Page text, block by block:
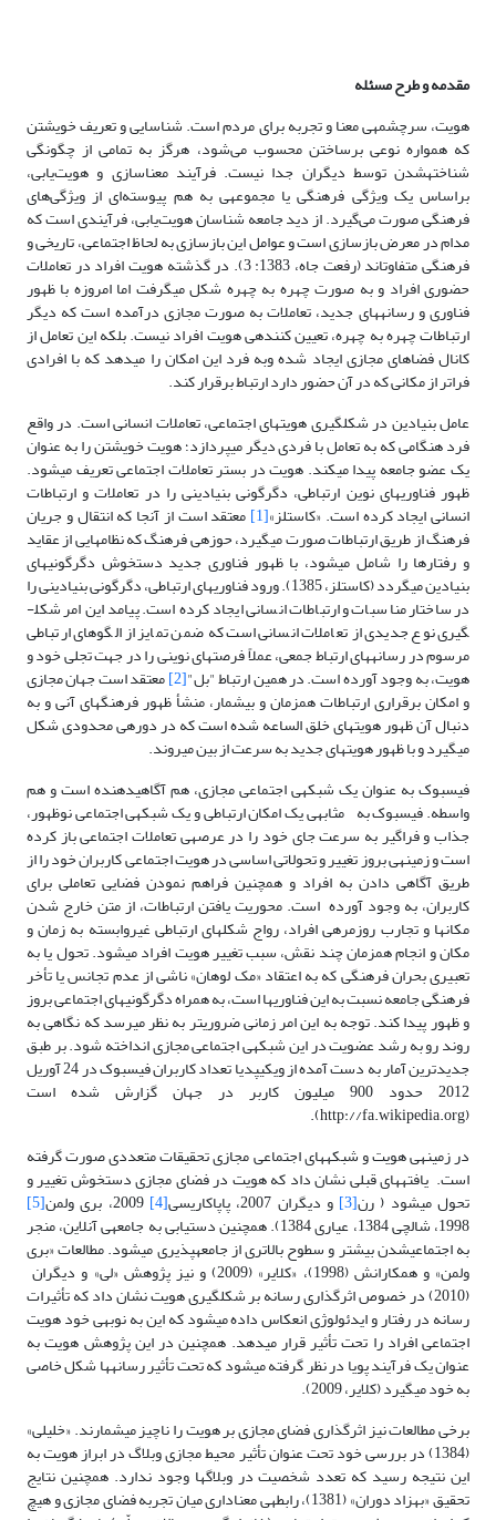
مقدمه و طرح مسئله
هویت، سرچشمه­ی­ معنا و تجربه برای مردم است. شناسایی و تعریف خویشتن
که همواره نوعی برساختن محسوب می‌شود، هرگز به‏ تمامی از چگونگی
شناخته‏­شدن توسط دیگران جدا نیست. فرآیند معنا‌سازی و هویت‌­یابی،
بر‏اساس یک ویژگی فرهنگی یا مجموعه­ی به‏ هم ‏‏پیوسته‌ای از ویژگی‌های
فرهنگی صورت می‌گیرد. از دید جامعه شناسان هویت‌­یابی، فرآیندی است که
مدام در معرض بازسازی است و عوامل این بازسازی به لحاظ اجتماعی، تاریخی و
فرهنگی متفاوت­اند (رفعت جاه، 1383: 3). در گذشته هویت افراد در تعاملات
حضوری افراد و به صورت چهره به چهره شکل می­گرفت اما امروزه با ظهور
فناوری و رسانه­های جدید، تعاملات به صورت مجازی درآمده است که دیگر
ارتباطات چهره به چهره، تعیین کننده­ی هویت افراد نیست. بلکه این تعامل از
کانال فضاهای مجازی ایجاد شده وبه فرد این امکان را می­دهد که با افرادی
فراتر از مکانی که در آن حضور دارد ارتباط برقرار کند.
عامل بنیادین در شکل­گیری هویت­های اجتماعی، تعاملات انسانی است. در واقع
فرد هنگامی که به تعامل با فردی دیگر می­پردازد؛ هویت خویشتن را به عنوان
یک عضو جامعه پیدا می­کند. هویت در بستر تعاملات اجتماعی تعریف می­شود.
ظهور فناوری­های نوین ارتباطی، دگرگونی بنیادینی را در تعاملات و ارتباطات
انسانی ایجاد کرده است. «کاستلز»[1] معتقد است از آنجا که انتقال و جریان
فرهنگ از طریق ارتباطات صورت می­گیرد، حوزه­ی فرهنگ که نظام­هایی از عقاید
و رفتا­رها را شامل می­شود، با ظهور فناوری جدید دستخوش دگرگونی­های
بنیادین می­گردد (کاستلز، 1385). ورود فناوری­های ارتباطی، دگرگونی بنیادینی را
در ساختار مناسبات و ارتباطات انسانی ایجاد کرده است. پیامد این امر شکل­
گیری نوع جدیدی از تعاملات انسانی است که ضمن تمایز از الگوهای ارتباطی
مرسوم در رسانه­های ارتباط جمعی، عملاً فرصت­های نوینی را در جهت تجلی خود و
هویت، به وجود آورده است. در همین ارتباط "بل"[2] معتقد است جهان مجازی
و امکان برقراری ارتباطات همزمان و بی­شمار، منشأ ظهور فرهنگ­های آنی و به
دنبال آن ظهور هویت­های خلق الساعه شده است که در دوره­ی محدودی شکل
می­گیرد و با ظهور هویت­های جدید به سرعت از بین می­روند.
فیس­بوک به عنوان یک شبکه­ی اجتماعی مجازی، هم آگاهی­دهنده است و هم
واسطه. فیس­بوک به مثابه­ی یک امکان ارتباطی و یک شبکه­ی اجتماعی نوظهور،
جذاب و فراگیر به سرعت جای خود را در عرصه­ی تعاملات اجتماعی باز کرده
است و زمینه­ی بروز تغییر و تحولاتی اساسی در هویت اجتماعی کاربران خود را از
طریق آگاهی دادن به افراد و همچنین فراهم نمودن فضایی تعاملی برای
کاربران، به وجود آورده است. محوریت یافتن ارتباطات، از متن خارج شدن
مکان­ها و تجارب روزمره­ی افراد، رواج شکل­های ارتباطی غیروابسته به زمان و
مکان و انجام همزمان چند نقش، سبب تغییر هویت افراد می­شود. تحول یا به
تعبیری بحران فرهنگی که به اعتقاد «مک لوهان» ناشی از عدم تجانس یا تأخر
فرهنگی جامعه نسبت به این فناوری­ها است، به همراه دگرگونی­های اجتماعی بروز
و ظهور پیدا کند. توجه به این امر زمانی ضروری­تر به نظر می­رسد که نگاهی به
روند رو به رشد عضویت در این شبکه­ی اجتماعی مجازی انداخته شود. بر طبق
جدیدترین آمار به دست آمده از ویکی­پدیا تعداد کاربران فیس­بوک در 24 آوریل
2012 حدود 900 میلیون کاربر در جهان گزارش شده است
(http://fa.wikipedia.org).
در زمینه­ی هویت و شبکه­های اجتماعی مجازی تحقیقات متعددی صورت گرفته
است. یافته­های قبلی نشان داد که هویت در فضای مجازی دستخوش تغییر و
تحول می­شود ( رن[3] و دیگران 2007، پاپاکاریسی [4] 2009، بری ولمن [5]
1998، شالچی 1384، عیاری 1384). همچنین دستیابی به جامعه­ی آنلاین، منجر
به اجتماعی­شدن بیشتر و سطوح بالاتری از جامعه­پذیری می­شود. مطالعات «بری
ولمن» و همکارانش (1998)، «کلایر» (2009) و نیز پژوهش «لی» و دیگران
(2010) در خصوص اثرگذاری رسانه بر شکل­گیری هویت نشان داد که تأثیرات
رسانه در رفتار و ایدئولوژی انعکاس داده می­شود که این به نوبه­ی خود هویت
اجتماعی افراد را تحت تأثیر قرار می­دهد. همچنین در این پژوهش هویت به
عنوان یک فرآیند پویا در نظر گرفته می­شود که تحت تأثیر رسانه­ها شکل خاصی
به خود می­گیرد (کلایر، 2009).
برخی مطالعات نیز اثرگذاری فضای مجازی بر هویت را ناچیز می­شمارند. «خلیلی»
(1384) در بررسی خود تحت عنوان تأثیر محیط مجازی وبلاگ در ابراز هویت به
این نتیجه رسید که تعدد شخصیت در وبلاگ­ها وجود ندارد. همچنین نتایج
تحقیق «بهزاد دوران» (1381)، رابطه­ی معناداری میان تجربه فضای مجازی و هیچ